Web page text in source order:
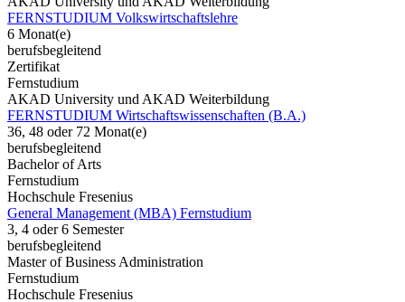
FERNSTUDIUM Volkswirtschaftslehre
6 Monat(e)
berufsbegleitend
Zertifikat
Fernstudium
AKAD University und AKAD Weiterbildung
FERNSTUDIUM Wirtschaftswissenschaften (B.A.)
36, 48 oder 72 Monat(e)
berufsbegleitend
Bachelor of Arts
Fernstudium
Hochschule Fresenius
General Management (MBA) Fernstudium
3, 4 oder 6 Semester
berufsbegleitend
Master of Business Administration
Fernstudium
Hochschule Fresenius